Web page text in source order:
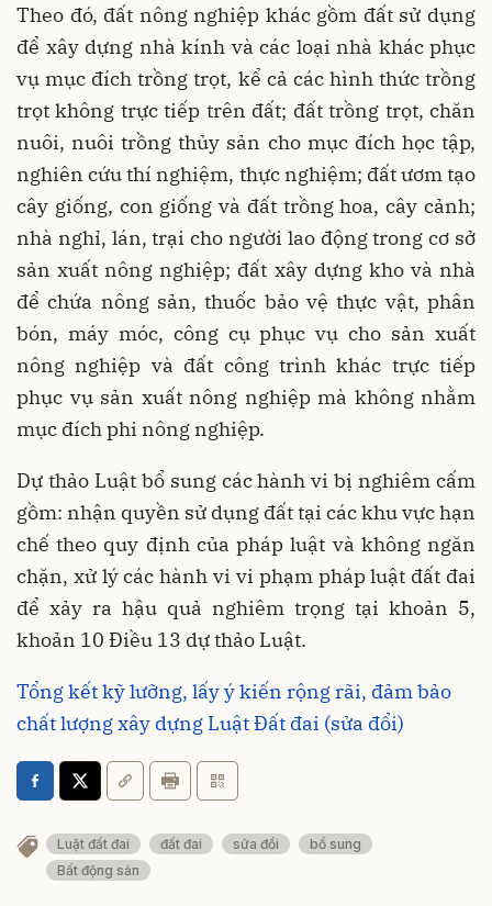
Theo đó, đất nông nghiệp khác gồm đất sử dụng
để xây dựng nhà kính và các loại nhà khác phục
vụ mục đích trồng trọt, kể cả các hình thức trồng
trọt không trực tiếp trên đất; đất trồng trọt, chăn
nuôi, nuôi trồng thủy sản cho mục đích học tập,
nghiên cứu thí nghiệm, thực nghiệm; đất ươm tạo
cây giống, con giống và đất trồng hoa, cây cảnh;
nhà nghỉ, lán, trại cho người lao động trong cơ sở
sản xuất nông nghiệp; đất xây dựng kho và nhà
để chứa nông sản, thuốc bảo vệ thực vật, phân
bón, máy móc, công cụ phục vụ cho sản xuất
nông nghiệp và đất công trình khác trực tiếp
phục vụ sản xuất nông nghiệp mà không nhằm
mục đích phi nông nghiệp.
Dự thảo Luật bổ sung các hành vi bị nghiêm cấm
gồm: nhận quyền sử dụng đất tại các khu vực hạn
chế theo quy định của pháp luật và không ngăn
chặn, xử lý các hành vi vi phạm pháp luật đất đai
để xảy ra hậu quả nghiêm trọng tại khoản 5,
khoản 10 Điều 13 dự thảo Luật.
Tổng kết kỹ lưỡng, lấy ý kiến rộng rãi, đảm bảo
chất lượng xây dựng Luật Đất đai (sửa đổi)
Luật đất đai đất đai sửa đổi
bổ sung
Bất động sản